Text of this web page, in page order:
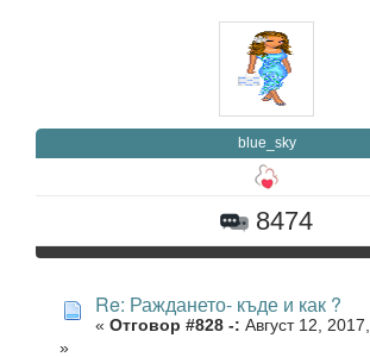
blue_sky
8474
Re: Раждането- къде и как ?
« Отговор #828 -: Август 12,
»